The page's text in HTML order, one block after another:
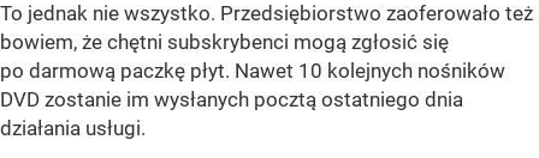
To jednak nie wszystko. Przedsiębiorstwo zaoferowało też
bowiem, że chętni subskrybenci mogą zgłosić się
po darmową paczkę płyt. Nawet 10 kolejnych nośników
DVD zostanie im wysłanych pocztą ostatniego dnia
działania usługi.